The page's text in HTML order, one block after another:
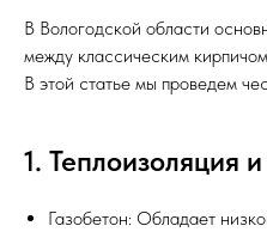
В Вологодской области
между классическим
В этой статье мы проведем
1. Теплоизоляция
Газобетон: Обладает